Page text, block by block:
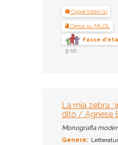
Copie totali (1)
Cerca su MLOL
Fasce
5-10
La mia zebra :
dito / Agnese
Monografia
Genere: